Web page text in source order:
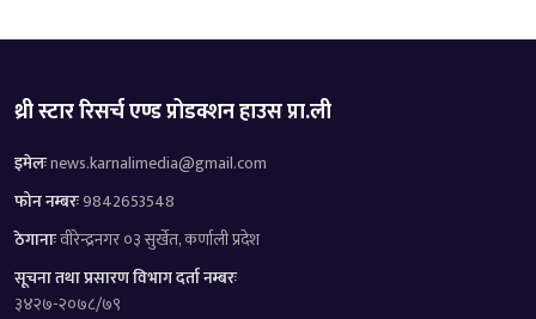
थ्री स्टार रिसर्च एण्ड प्रोडक्शन हाउस प्रा.ली
इमेलःnews.karnalimedia@gmail.com
फोन नम्बरः9842653548
ठेगानाःवीरेन्द्रनगर ०३ सुर्खेत, कर्णाली प्रदेश
सूचना तथा प्रसारण विभाग दर्ता नम्बरः
३४२७-२०७८/७९